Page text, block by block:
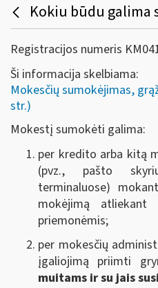
Kokiu būdu galima
Registracijos numeris
Ši informacija skelbiama:
Mokesčių sumokėjimas,
str.)
Mokestį sumokėti galima:
per kredito arba kitą
(pvz., pašto
terminaluose)
mokėjimą atliekant
priemonėmis;
per mokesčių
įgaliojimą priimti
muitams ir su jais